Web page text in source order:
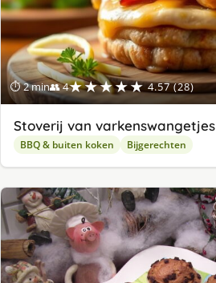
⏱ 2 min👥 4★★★★★ 4.57 (28)
Stoverij van varkenswangetjes
BBQ & buiten koken Bijgerechten